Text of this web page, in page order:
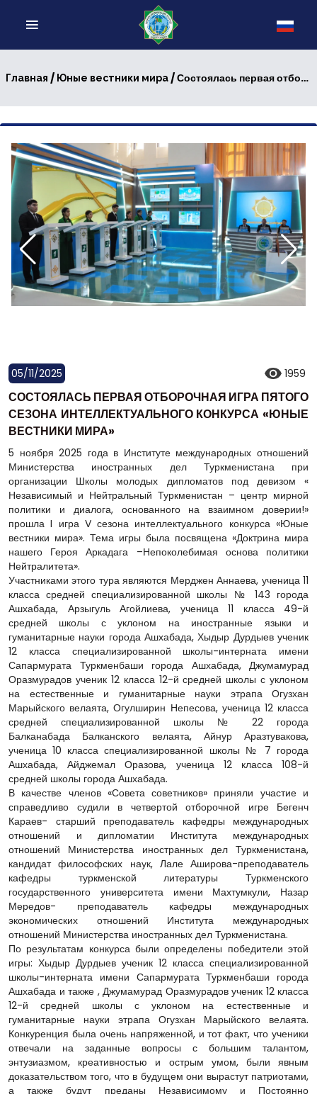
Главная / Юные вестники мира/ Состоялась первая отборочная игра пятого сезона интеллектуального конкурса «Юные Вестники Мира»
05/11/2025 1959
СОСТОЯЛАСЬ ПЕРВАЯ ОТБОРОЧНАЯ ИГРА ПЯТОГО
СЕЗОНА ИНТЕЛЛЕКТУАЛЬНОГО КОНКУРСА «ЮНЫЕ
ВЕСТНИКИ МИРА»
5 ноября 2025 года в Институте международных отношений
Министерства иностранных дел Туркменистана при
организации Школы молодых дипломатов под девизом «
Независимый и Нейтральный Туркменистан – центр мирной
политики и диалога, основанного на взаимном доверии!»
прошла I игра V сезона интеллектуального конкурса «Юные
вестники мира». Тема игры была посвящена «Доктрина мира
нашего Героя Аркадага –Непоколебимая основа политики
Нейтралитета».
Участниками этого тура являются Мерджен Аннаева, ученица 11
класса средней специализированной школы № 143 города
Ашхабада, Арзыгуль Агойлиева, ученица 11 класса 49-й
средней школы с уклоном на иностранные языки и
гуманитарные науки города Ашхабада, Хыдыр Дурдыев ученик
12 класса специализированной школы-интерната имени
Сапармурата Туркменбаши города Ашхабада, Джумамурад
Оразмурадов ученик 12 класса 12-й средней школы с уклоном
на естественные и гуманитарные науки этрапа Огузхан
Марыйского велаята, Огулширин Непесова, ученица 12 класса
средней специализированной школы № 22 города
Балканабада Балканского велаята, Айнур Аразтувакова,
ученица 10 класса специализированной школы № 7 города
Ашхабада, Айджемал Оразова, ученица 12 класса 108-й
средней школы города Ашхабада.
В качестве членов «Совета советников» приняли участие и
справедливо судили в четвертой отборочной игре Бегенч
Караев- старший преподаватель кафедры международных
отношений и дипломатии Института международных
отношений Министерства иностранных дел Туркменистана,
кандидат философских наук, Лале Аширова-преподаватель
кафедры туркменской литературы Туркменского
государственного университета имени Махтумкули, Назар
Мередов- преподаватель кафедры международных
экономических отношений Института международных
отношений Министерства иностранных дел Туркменистана.
По результатам конкурса были определены победители этой
игры: Хыдыр Дурдыев ученик 12 класса специализированной
школы-интерната имени Сапармурата Туркменбаши города
Ашхабада и также , Джумамурад Оразмурадов ученик 12 класса
12-й средней школы с уклоном на естественные и
гуманитарные науки этрапа Огузхан Марыйского велаята.
Конкуренция была очень напряженной, и тот факт, что ученики
отвечали на заданные вопросы с большим талантом,
энтузиазмом, креативностью и острым умом, были явным
доказательством того, что в будущем они вырастут патриотами,
а также будут преданы Независимому и Постоянно